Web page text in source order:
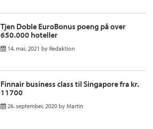
Tjen Doble EuroBonus poeng på over
650.000 hoteller
14. mai, 2021 by Redaktion
Finnair business class til Singapore fra kr.
11700
26. september, 2020 by Martin